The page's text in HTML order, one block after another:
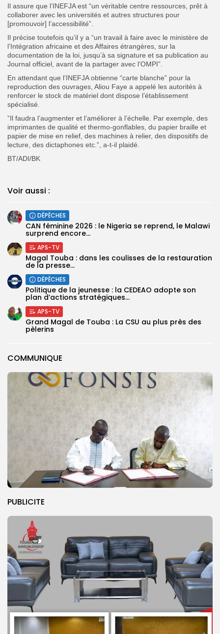
COMMUNIQUE
PUBLICITE
Il assure que l’INEFJA est “un véritable centre ressources, prêt à
collaborer avec les universités et autres structures pour
[promouvoir] l’accessibilité”.
Il précise toutefois qu’il y a “un travail à faire avec le ministère de
l’Intégration africaine et des Affaires étrangères, sur la
documentation de la loi, jusqu’à sa signature et sa publication au
Journal officiel, avant de la partager avec l’OMPI”.
En attendant que l’INEFJA obtienne “carte blanche” pour la
reproduction des ouvrages, Aliou Faye a appelé les autorités à
renforcer le stock de matériel dont dispose l’établissement
spécialisé.
”Il faudra l’augmenter et l’améliorer à l’échelle. Par exemple, des
imprimantes de qualité et thermo-gonflables, du papier braille et
papier de mise en relief, des machines à relier, des dispositifs de
lecture, des dictaphones etc.”, a-t-il plaidé.
BT/ADI/BK
Voir aussi :
DÉPÊCHES
‎CAN féminine 2026 : le Nigeria se reprend, le Malawi
surprend encore...
APS-TV
Magal Touba : dans les coulisses de la restauration
de la presse...
DÉPÊCHES
Politique de la jeunesse : la CEDEAO adopte son
plan d’actions stratégiques...
APS-TV
Grand Magal de Touba : La CSU au plus près des
pèlerins